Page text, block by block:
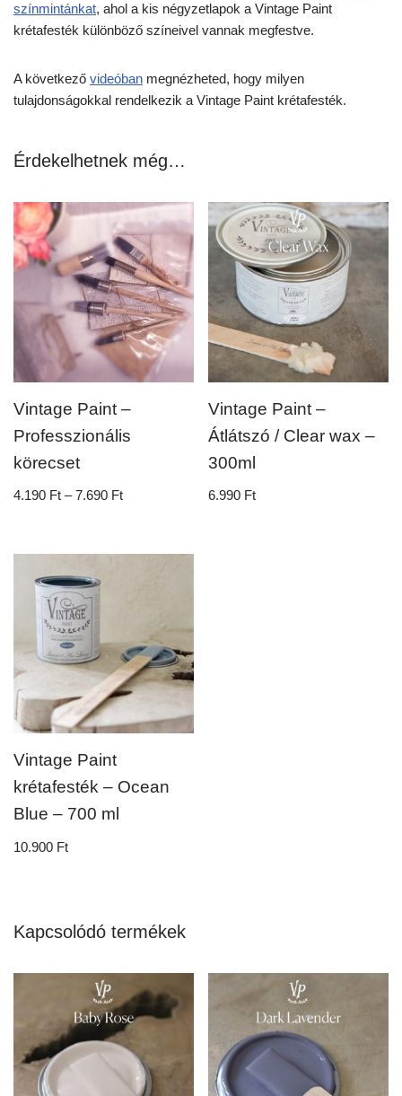
színmintánkat, ahol a kis négyzetlapok a Vintage Paint
krétafesték különböző színeivel vannak megfestve.
A következő videóban megnézheted, hogy milyen
tulajdonságokkal rendelkezik a Vintage Paint krétafesték.
Érdekelhetnek még…
Vintage Paint –
Professzionális
körecset
4.190 Ft – 7.690 Ft
Vintage Paint –
Átlátszó / Clear wax –
300ml
6.990 Ft
Vintage Paint
krétafesték – Ocean
Blue – 700 ml
10.900 Ft
Kapcsolódó termékek